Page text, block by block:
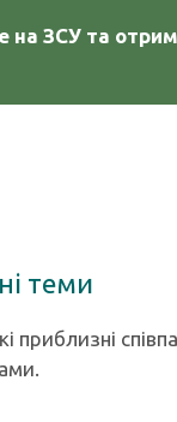
на ЗСУ та
теми
приблизні